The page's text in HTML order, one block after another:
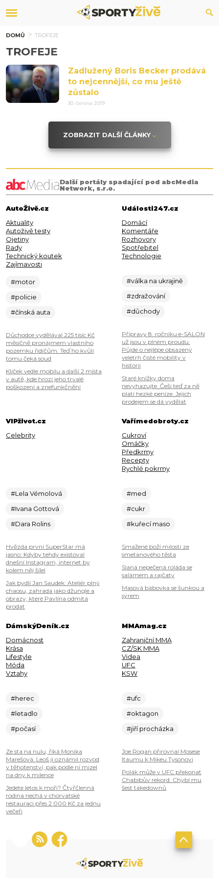
DOMŮ TROFEJE
TROFEJE
Zadlužený Boris Becker prodává
to nejcennější, co mu ještě
zůstalo
30. června 2019
ZOBRAZIT DALŠÍ ČLÁNKY
Další portály spadající pod abcMedia
Network, s.r.o.
AutoŽivě.cz
Aktuality
Autoživě testy
Ojetiny
Rady
Technický koutek
Zajímavosti
#motor
#policie
#čínská auta
Důchodce vydělával 225 tisíc Kč
měsíčně pronájmem vlastního
pozemku řidičům. Teď ho kvůli
tomu čeká soud
Klíček vedle mobilu a další 2 místa
v autě, kde hrozí jeho trvalé
poškození a znefunkčnění
Události247.cz
Domácí
Komentáře
Rozhovory
Spotřebitel
Technologie
#válka na ukrajině
#zdražování
#důchody
Přípravy 8. ročníku e-SALON
už jsou v plném proudu.
Půjde o nejlépe obsazený
veletrh čisté mobility v
historii
Staré knížky doma
nevyhazujte. Češi teď za ně
platí hezké peníze. Jejich
prodejem se dá vydělat
VIPživot.cz
Celebrity
#Lela Vémolová
#Ivana Gottová
#Dara Rolins
Hvězda první SuperStar má
jasno: Kdyby tehdy existoval
dnešní Instagram, internet by
kolem něj šílel
Jak bydlí Jan Saudek: Ateliér plný
chaosu, zahrada jako džungle a
obrazy, které Pavlína odmítá
prodat
Vařímedobroty.cz
Cukroví
Omáčky
Předkrmy
Recepty
Rychlé pokrmy
#med
#cukr
#kuřecí maso
Smažené boží milosti ze
smetanového těsta
Slaná nepečená roláda se
salámem a rajčaty
Masová bábovka se šunkou a
sýrem
DámskýDeník.cz
Domácnost
Krása
Lifestyle
Móda
Vztahy
#herec
#letadlo
#počasí
Ze sta na nulu, říká Monika
Marešová. Leoš jí oznámil rozvod
v těhotenství, pak podle ní mizel
na dny k milence
Jedete letos k moři? Čtyřčlenná
rodina nechá v chorvatské
restauraci přes 2 000 Kč za jednu
večeři
MMAmag.cz
Zahraniční MMA
CZ/SK MMA
Videa
UFC
KSW
#ufc
#oktagon
#jiří procházka
Joe Rogan přirovnal Mosese
Itaumu k Mikeu Tysonovi
Polák může v UFC překonat
Chabibův rekord. Chybí mu
šest takedownů